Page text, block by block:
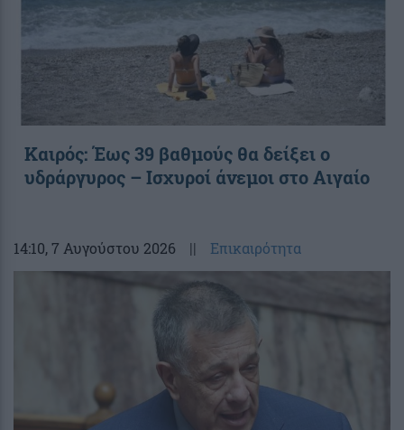
Καιρός: Έως 39 βαθμούς θα δείξει ο
υδράργυρος – Ισχυροί άνεμοι στο Αιγαίο
14:10, 7 Αυγούστου 2026 || Επικαιρότητα